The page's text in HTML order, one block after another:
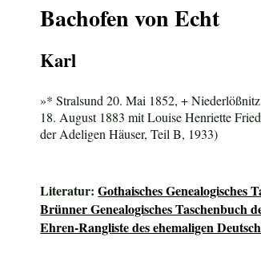
Bachofen von Echt
Karl
»* Stralsund 20. Mai 1852, +
18. August 1883 mit Louise Henriette
der Adeligen Häuser, Teil B, 1933)
Literatur:Gothaisches Genealogisches
Brünner Genealogisches Taschenbuch
Ehren-Rangliste des ehemaligen